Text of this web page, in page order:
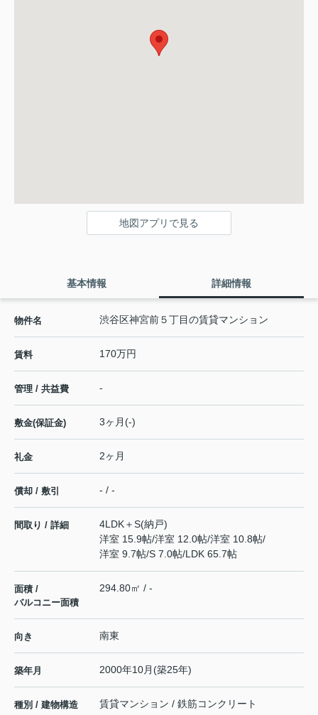
地図アプリで見る
基本情報 詳細情報
物件名 渋谷区神宮前５丁目の賃貸マンション
賃料 170万円
管理 / 共益費 -
敷金(保証金) 3ヶ月(-)
礼金 2ヶ月
償却 / 敷引 - / -
間取り / 詳細
4LDK＋S(納戸)
洋室 15.9帖/洋室 12.0帖/洋室 10.8帖/
洋室 9.7帖/S 7.0帖/LDK 65.7帖
面積 /
バルコニー面積
294.80㎡ / -
向き 南東
築年月 2000年10月(築25年)
種別 / 建物構造 賃貸マンション / 鉄筋コンクリート